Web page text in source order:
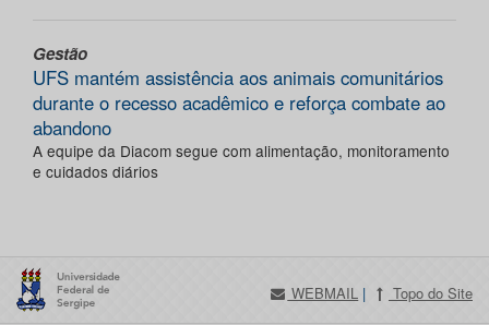
Gestão
UFS mantém assistência aos animais comunitários
durante o recesso acadêmico e reforça combate ao
abandono
A equipe da Diacom segue com alimentação, monitoramento
e cuidados diários
WEBMAIL | Topo do Site